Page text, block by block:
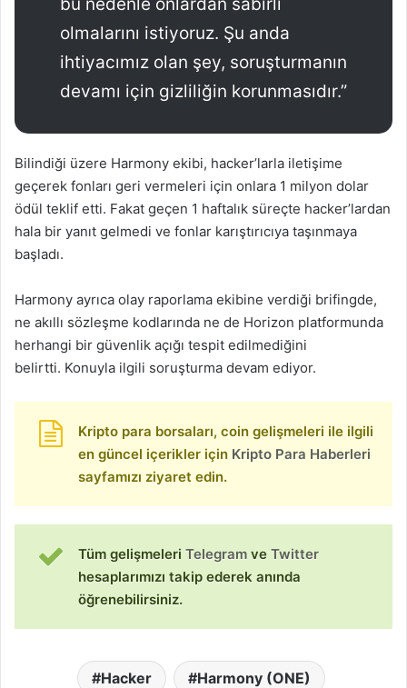
olmalarını istiyoruz. Şu anda
ihtiyacımız olan şey, soruşturmanın
devamı için gizliliğin korunmasıdır.”
Bilindiği üzere Harmony ekibi, hacker’larla iletişime
geçerek fonları geri vermeleri için onlara 1 milyon dolar
ödül teklif etti. Fakat geçen 1 haftalık süreçte hacker’lardan
hala bir yanıt gelmedi ve fonlar karıştırıcıya taşınmaya
başladı.
Harmony ayrıca olay raporlama ekibine verdiği brifingde,
ne akıllı sözleşme kodlarında ne de Horizon platformunda
herhangi bir güvenlik açığı tespit edilmediğini
belirtti. Konuyla ilgili soruşturma devam ediyor.
Kripto para borsaları, coin gelişmeleri ile ilgili
en güncel içerikler için Kripto Para Haberleri
sayfamızı ziyaret edin.
Tüm gelişmeleri Telegram ve Twitter
hesaplarımızı takip ederek anında
öğrenebilirsiniz.
Hacker Harmony (ONE)